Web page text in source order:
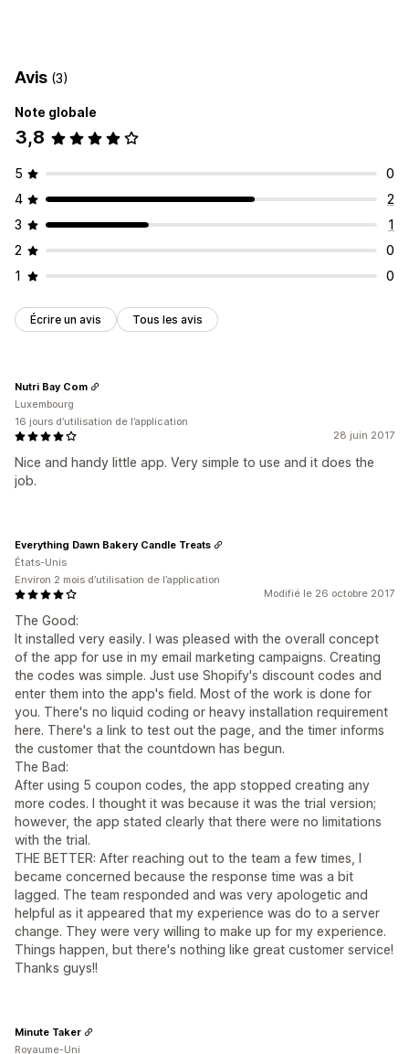
Avis (3)
Note globale
3,8
5
0
4
2
3
1
2
0
1
0
Écrire un avis Tous les avis
28 juin 2017
Nice and handy little app. Very simple to use and it does the
job.
Nutri Bay Com
Luxembourg
16 jours d’utilisation de l’application
Modifié le 26 octobre 2017
The Good:
It installed very easily. I was pleased with the overall concept
of the app for use in my email marketing campaigns. Creating
the codes was simple. Just use Shopify's discount codes and
enter them into the app's field. Most of the work is done for
you. There's no liquid coding or heavy installation requirement
here. There's a link to test out the page, and the timer informs
the customer that the countdown has begun.
The Bad:
After using 5 coupon codes, the app stopped creating any
more codes. I thought it was because it was the trial version;
however, the app stated clearly that there were no limitations
with the trial.
THE BETTER: After reaching out to the team a few times, I
became concerned because the response time was a bit
lagged. The team responded and was very apologetic and
helpful as it appeared that my experience was do to a server
change. They were very willing to make up for my experience.
Things happen, but there's nothing like great customer service!
Thanks guys!!
Everything Dawn Bakery Candle Treats
États-Unis
Environ 2 mois d’utilisation de l’application
Minute Taker
Royaume-Uni